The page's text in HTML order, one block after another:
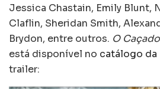
Jessica Chastain, Emily Blunt,
Claflin, Sheridan Smith,
Brydon, entre outros. O
está disponível no catálogo
trailer: